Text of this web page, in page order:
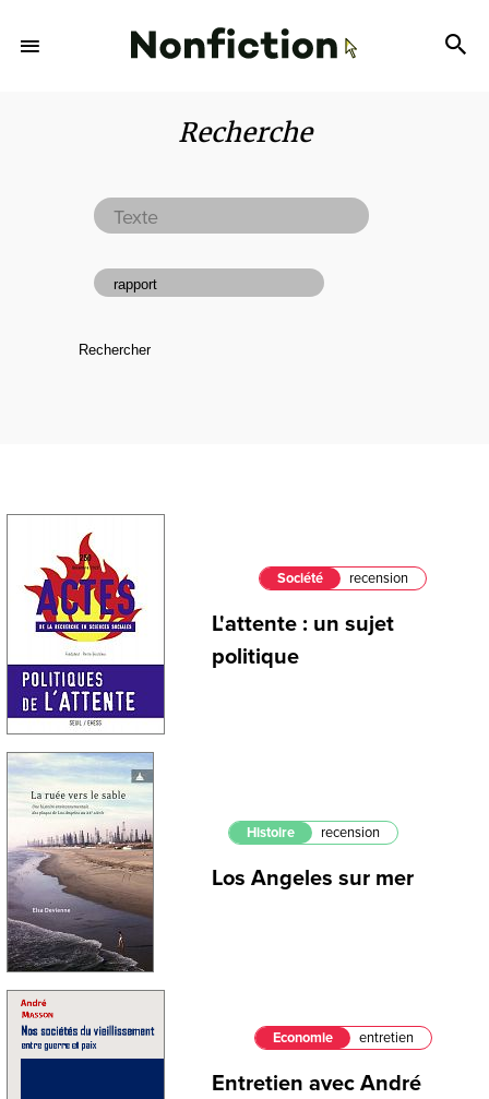
Recherche
Société recension
L'attente : un sujet
politique
Histoire recension
Los Angeles sur mer
Economie entretien
Entretien avec André